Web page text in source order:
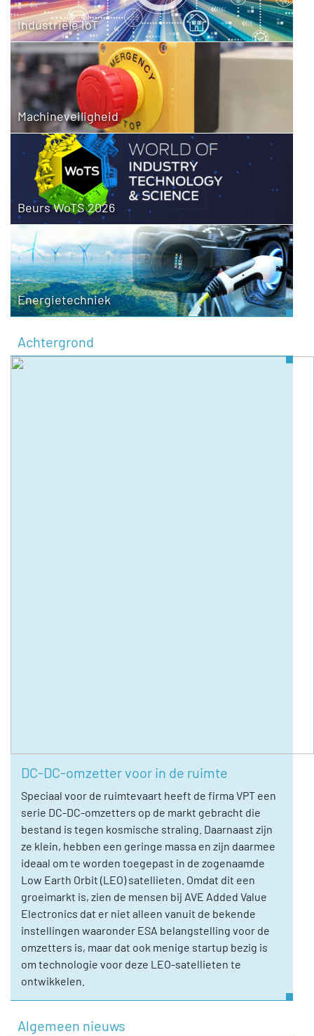
Industriële IoT
Machineveiligheid
Beurs WoTS 2026
Energietechniek
Achtergrond
DC-DC-omzetter voor in de ruimte
Speciaal voor de ruimtevaart heeft de firma VPT een
serie DC-DC-omzetters op de markt gebracht die
bestand is tegen kosmische straling. Daarnaast zijn
ze klein, hebben een geringe massa en zijn daarmee
ideaal om te worden toegepast in de zogenaamde
Low Earth Orbit (LEO) satellieten. Omdat dit een
groeimarkt is, zien de mensen bij AVE Added Value
Electronics dat er niet alleen vanuit de bekende
instellingen waaronder ESA belangstelling voor de
omzetters is, maar dat ook menige startup bezig is
om technologie voor deze LEO-satellieten te
ontwikkelen.
Algemeen nieuws